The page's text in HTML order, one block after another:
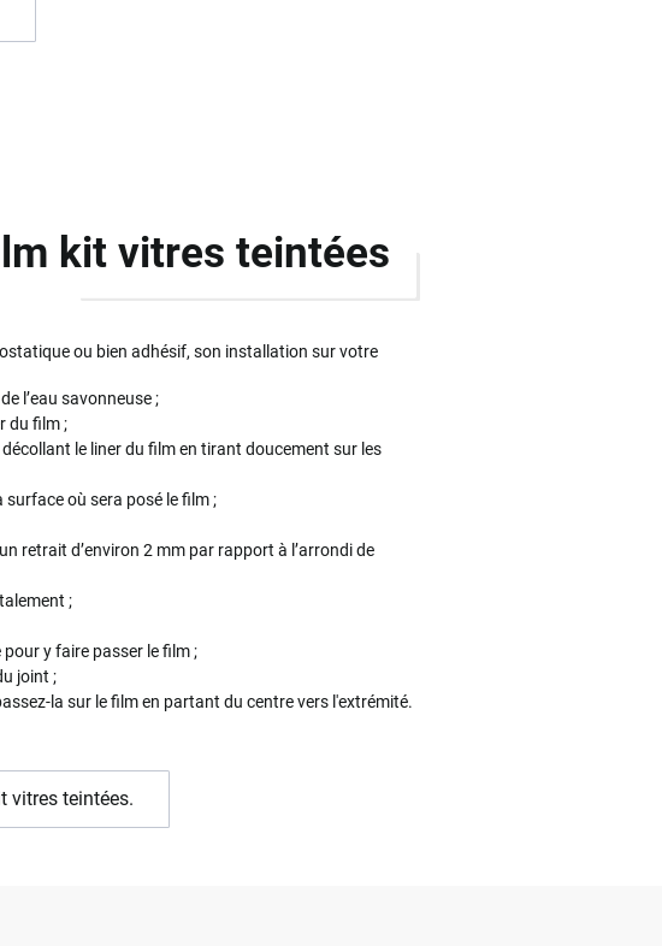
kit vitres teintées
ou bien adhésif, son installation sur votre
l’eau savonneuse ;
du film ;
le liner du film en tirant doucement sur les
surface où sera posé le film ;
retrait d’environ 2 mm par rapport à l’arrondi de
;
y faire passer le film ;
joint ;
la sur le film en partant du centre vers l'extrémité.
vitres teintées.